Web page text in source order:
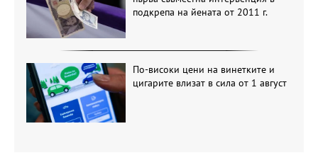
подкрепа на йената от 2011 г.
По-високи цени на винетките и
цигарите влизат в сила от 1 август